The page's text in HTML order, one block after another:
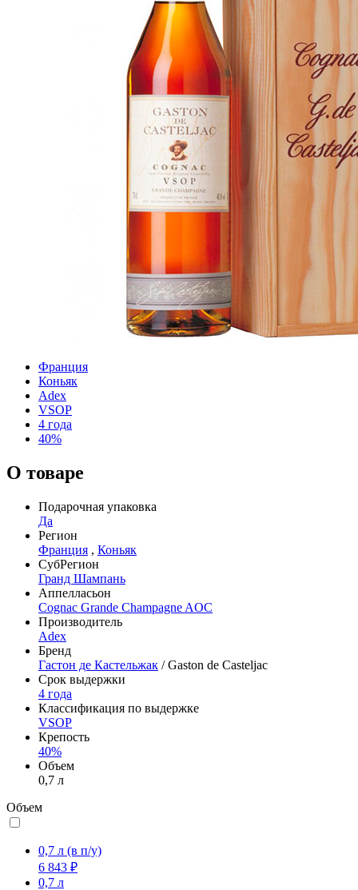
Франция
Коньяк
Adex
VSOP
4 года
40%
О товаре
Подарочная упаковка
Да
Регион
Франция , Коньяк
СубРегион
Гранд Шампань
Аппелласьон
Cognac Grande Champagne AOC
Производитель
Adex
Бренд
Гастон де Кастельжак / Gaston de Casteljac
Срок выдержки
4 года
Классификация по выдержке
VSOP
Крепость
40%
Объем
0,7 л
Объем
0,7 л (в п/у)
6 843 ₽
0,7 л